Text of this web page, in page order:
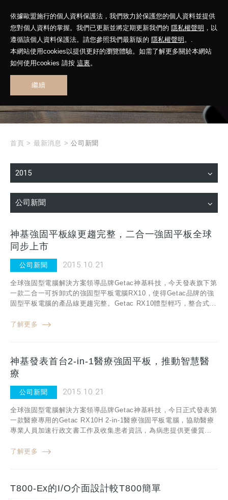
依據歐盟施行的個人資料保護法，我們致力於保護您的個人資料並提供
您對個人資料的掌握。我們已更新並將定期更新我們的 隱私權聲明 ，以
遵循該個人資料保護法。請您參照我們最新版的 隱私權聲明 。.
本網站使用cookies以提供更好的瀏覽體驗。如需了解更多關於本網站
如何使用cookies 請按 這裏。
繼續
WHAT'S NEW
首頁 > 最新消息 > 公司新聞
2015
公司新聞
神基強固平板線更趨完整，二合一強固平板全球
同步上市
公司新聞 2015.10.21
全球強固型電腦解決方案領導品牌Getac神基科技，今天發表旗下第
一款二合一可拆卸式的強固型平板電腦RX10，使得Getac品牌的強
固型平板電腦的產品線更趨完整。Getac RX10體型輕巧，整合式...
了解更多
神基發表首台2-in-1醫療強固平板，推動智慧醫
療
公司新聞 2015.10.21
全球強固型電腦解決方案領導品牌Getac神基科技，今日正式發表第
一款醫療專用的Getac RX10H 2-in-1醫療強固平板電腦，協助醫療
專業人員加速行政文書工作及收集患者資訊，為病患提供更優質...
了解更多
T800-Ex的I/O介面設計較T800簡單